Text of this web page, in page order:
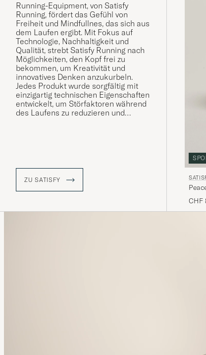
Running-Equipment, von Satisfy
Running, fördert das Gefühl von
Freiheit und Mindfullnes, das sich aus
dem Laufen ergibt. Mit Fokus auf
Technologie, Nachhaltigkeit und
Qualität, strebt Satisfy Running nach
Möglichkeiten, den Kopf frei zu
bekommen, um Kreativität und
innovatives Denken anzukurbeln.
Jedes Produkt wurde sorgfältig mit
einzigartig technischen Eigenschaften
entwickelt, um Störfaktoren während
des Laufens zu reduzieren und
einem unverzichtbaren Lauf-Essential
geworden.
ZU SATISFY
CHF